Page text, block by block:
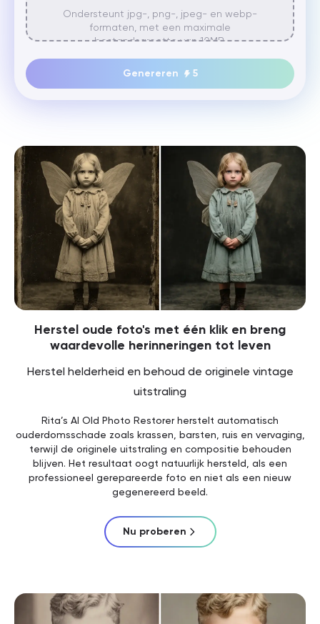
Ondersteunt jpg-, png-, jpeg- en webp-
formaten, met een maximale
bestandsgrootte van 10MB.
Genereren 5
Herstel oude foto's met één klik en breng
waardevolle herinneringen tot leven
Herstel helderheid en behoud de originele vintage
uitstraling
Rita’s AI Old Photo Restorer herstelt automatisch
ouderdomsschade zoals krassen, barsten, ruis en vervaging,
terwijl de originele uitstraling en compositie behouden
blijven. Het resultaat oogt natuurlijk hersteld, als een
professioneel gerepareerde foto en niet als een nieuw
gegenereerd beeld.
Nu proberen